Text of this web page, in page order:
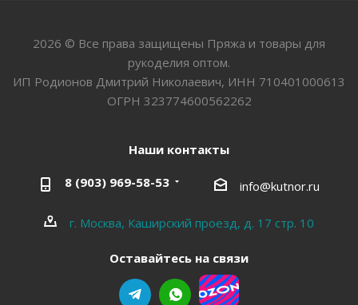
2026 © Все права защищены Пряжа и товары для
рукоделия оптом.
ИП Родионов Дмитрий Николаевич, ИНН 710401000613
ОГРН 323774600562262
Наши контакты
8 (903) 969-58-53 info@kutnor.ru
г. Москва, Каширский проезд, д. 17 стр. 10
Оставайтесь на связи